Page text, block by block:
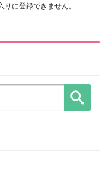
に登録できません。